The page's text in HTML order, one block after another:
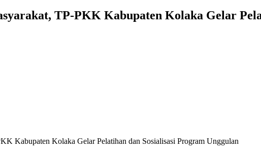
TP-PKK Kabupaten Kolaka Gelar
Kabupaten Kolaka Gelar Pelatihan dan Sosialisasi Program Unggulan